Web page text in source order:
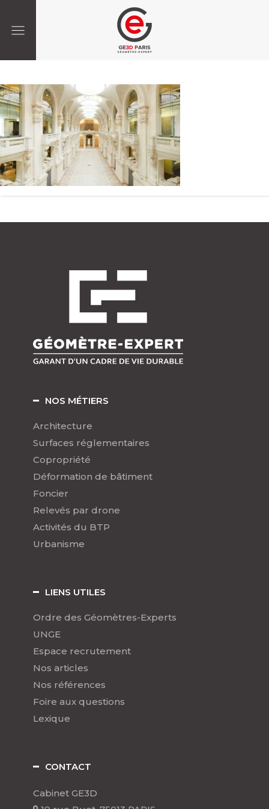
NOS MÉTIERS
Architecture
Surfaces réglementaires
Copropriété
Déformation de bâtiment
Foncier
Relevés par drone
Activités du BTP
Urbanisme
LIENS UTILES
Ordre des Géomètres-Experts
UNGE
Espace recrutement
Nos articles
Nos références
Foire aux questions
Lexique
CONTACT
Cabinet GE3D